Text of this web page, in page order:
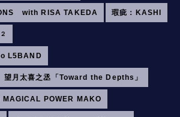
with RISA TAKEDA 瑕疵：KASHI
L5BAND
月太喜之丞「Toward the Depths」
POWER MAKO